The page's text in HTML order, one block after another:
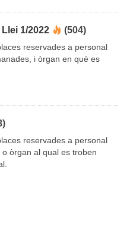
1/2022 (504)
reservades a personal
i òrgan en què es
reservades a personal
òrgan al qual es troben